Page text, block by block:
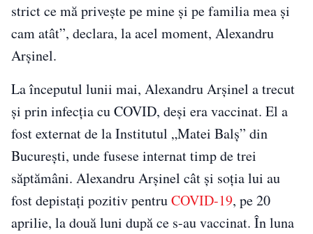
strict ce mă privește pe mine și pe familia mea și
cam atât”, declara, la acel moment, Alexandru
Arșinel.
La începutul lunii mai, Alexandru Arșinel a trecut
și prin infecția cu COVID, deși era vaccinat. El a
fost externat de la Institutul „Matei Balș” din
București, unde fusese internat timp de trei
săptămâni. Alexandru Arșinel cât și soția lui au
fost depistați pozitiv pentruCOVID-19, pe 20
aprilie, la două luni după ce s-au vaccinat. În luna